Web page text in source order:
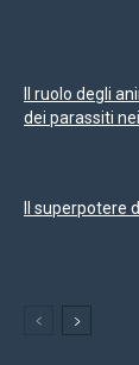
Il ruolo degli
dei parassiti
Il superpotere